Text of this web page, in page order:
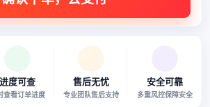
进度可查
查看订单进度
售后无忧
专业团队售后支持
安全可靠
多重风控保障安全